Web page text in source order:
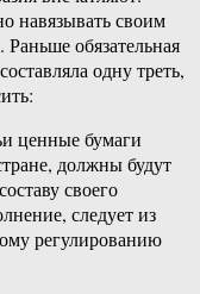
навязывать своим
обязательная
одну треть,
ценные бумаги
должны будут
своего
следует из
регулированию